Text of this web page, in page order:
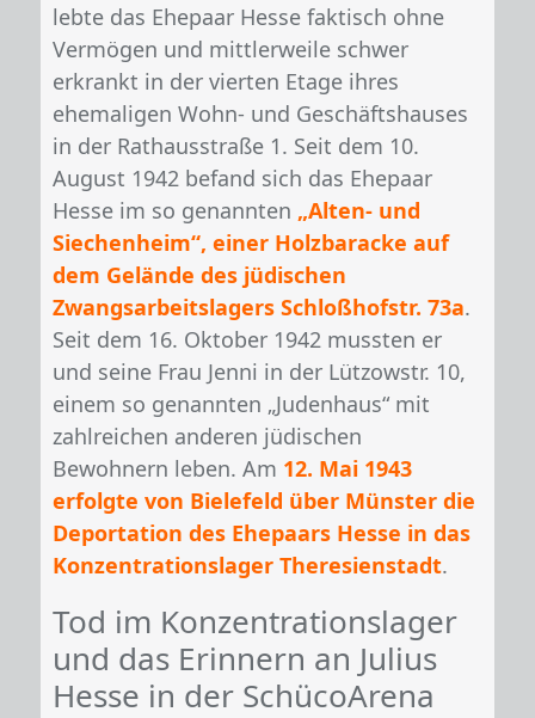
lebte das Ehepaar Hesse faktisch ohne
Vermögen und mittlerweile schwer
erkrankt in der vierten Etage ihres
ehemaligen Wohn- und Geschäftshauses
in der Rathausstraße 1. Seit dem 10.
August 1942 befand sich das Ehepaar
Hesse im so genannten „Alten- und
Siechenheim“, einer Holzbaracke auf
dem Gelände des jüdischen
Zwangsarbeitslagers Schloßhofstr. 73a.
Seit dem 16. Oktober 1942 mussten er
und seine Frau Jenni in der Lützowstr. 10,
einem so genannten „Judenhaus“ mit
zahlreichen anderen jüdischen
Bewohnern leben. Am 12. Mai 1943
erfolgte von Bielefeld über Münster die
Deportation des Ehepaars Hesse in das
Konzentrationslager Theresienstadt.
Tod im Konzentrationslager
und das Erinnern an Julius
Hesse in der SchücoArena